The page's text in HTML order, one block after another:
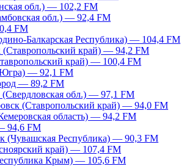
обл.) — 102,2 FM
обл.) — 92,4 FM
FM
Балкарская Республика) — 104,4 FM
край) — 94,2 FM
край) — 100,4 FM
— 92,1 FM
— 89,2 FM
обл.) — 97,1 FM
(Ставропольский край) — 94,0 FM
область) — 94,2 FM
94,6 FM
(Чувашская Республика) — 90,3 FM
край) — 107,4 FM
Крым) — 105,6 FM